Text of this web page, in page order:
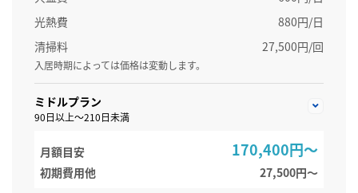
光熱費
880円/日
清掃料
27,500円/回
入居時期によっては価格は変動します。
ミドルプラン
90日以上～210日未満
月額目安 170,400円～
初期費用他 27,500円〜